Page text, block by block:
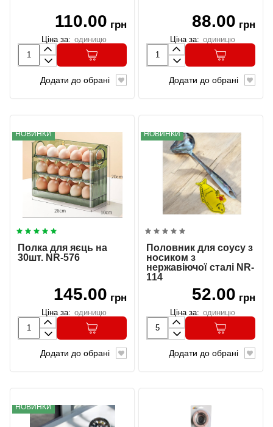
110.00 грн
Ціна за: одиницю
Додати до обрані
88.00 грн
Ціна за: одиницю
Додати до обрані
НОВИНКИ
Полка для яєць на
30шт. NR-576
145.00 грн
Ціна за: одиницю
Додати до обрані
НОВИНКИ
Половник для соусу з
носиком з
нержавіючої сталі NR-
114
52.00 грн
Ціна за: одиницю
Додати до обрані
НОВИНКИ